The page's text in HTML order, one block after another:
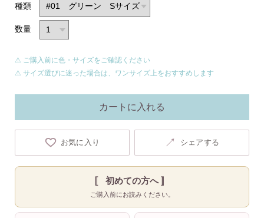
種類
数量
⚠ ご購入前に色・サイズをご確認ください
⚠ サイズ選びに迷った場合は、ワンサイズ上をおすすめします
カートに入れる
お気に入り ↗ シェアする
〚 初めての方へ 〛
ご購入前にお読みください。